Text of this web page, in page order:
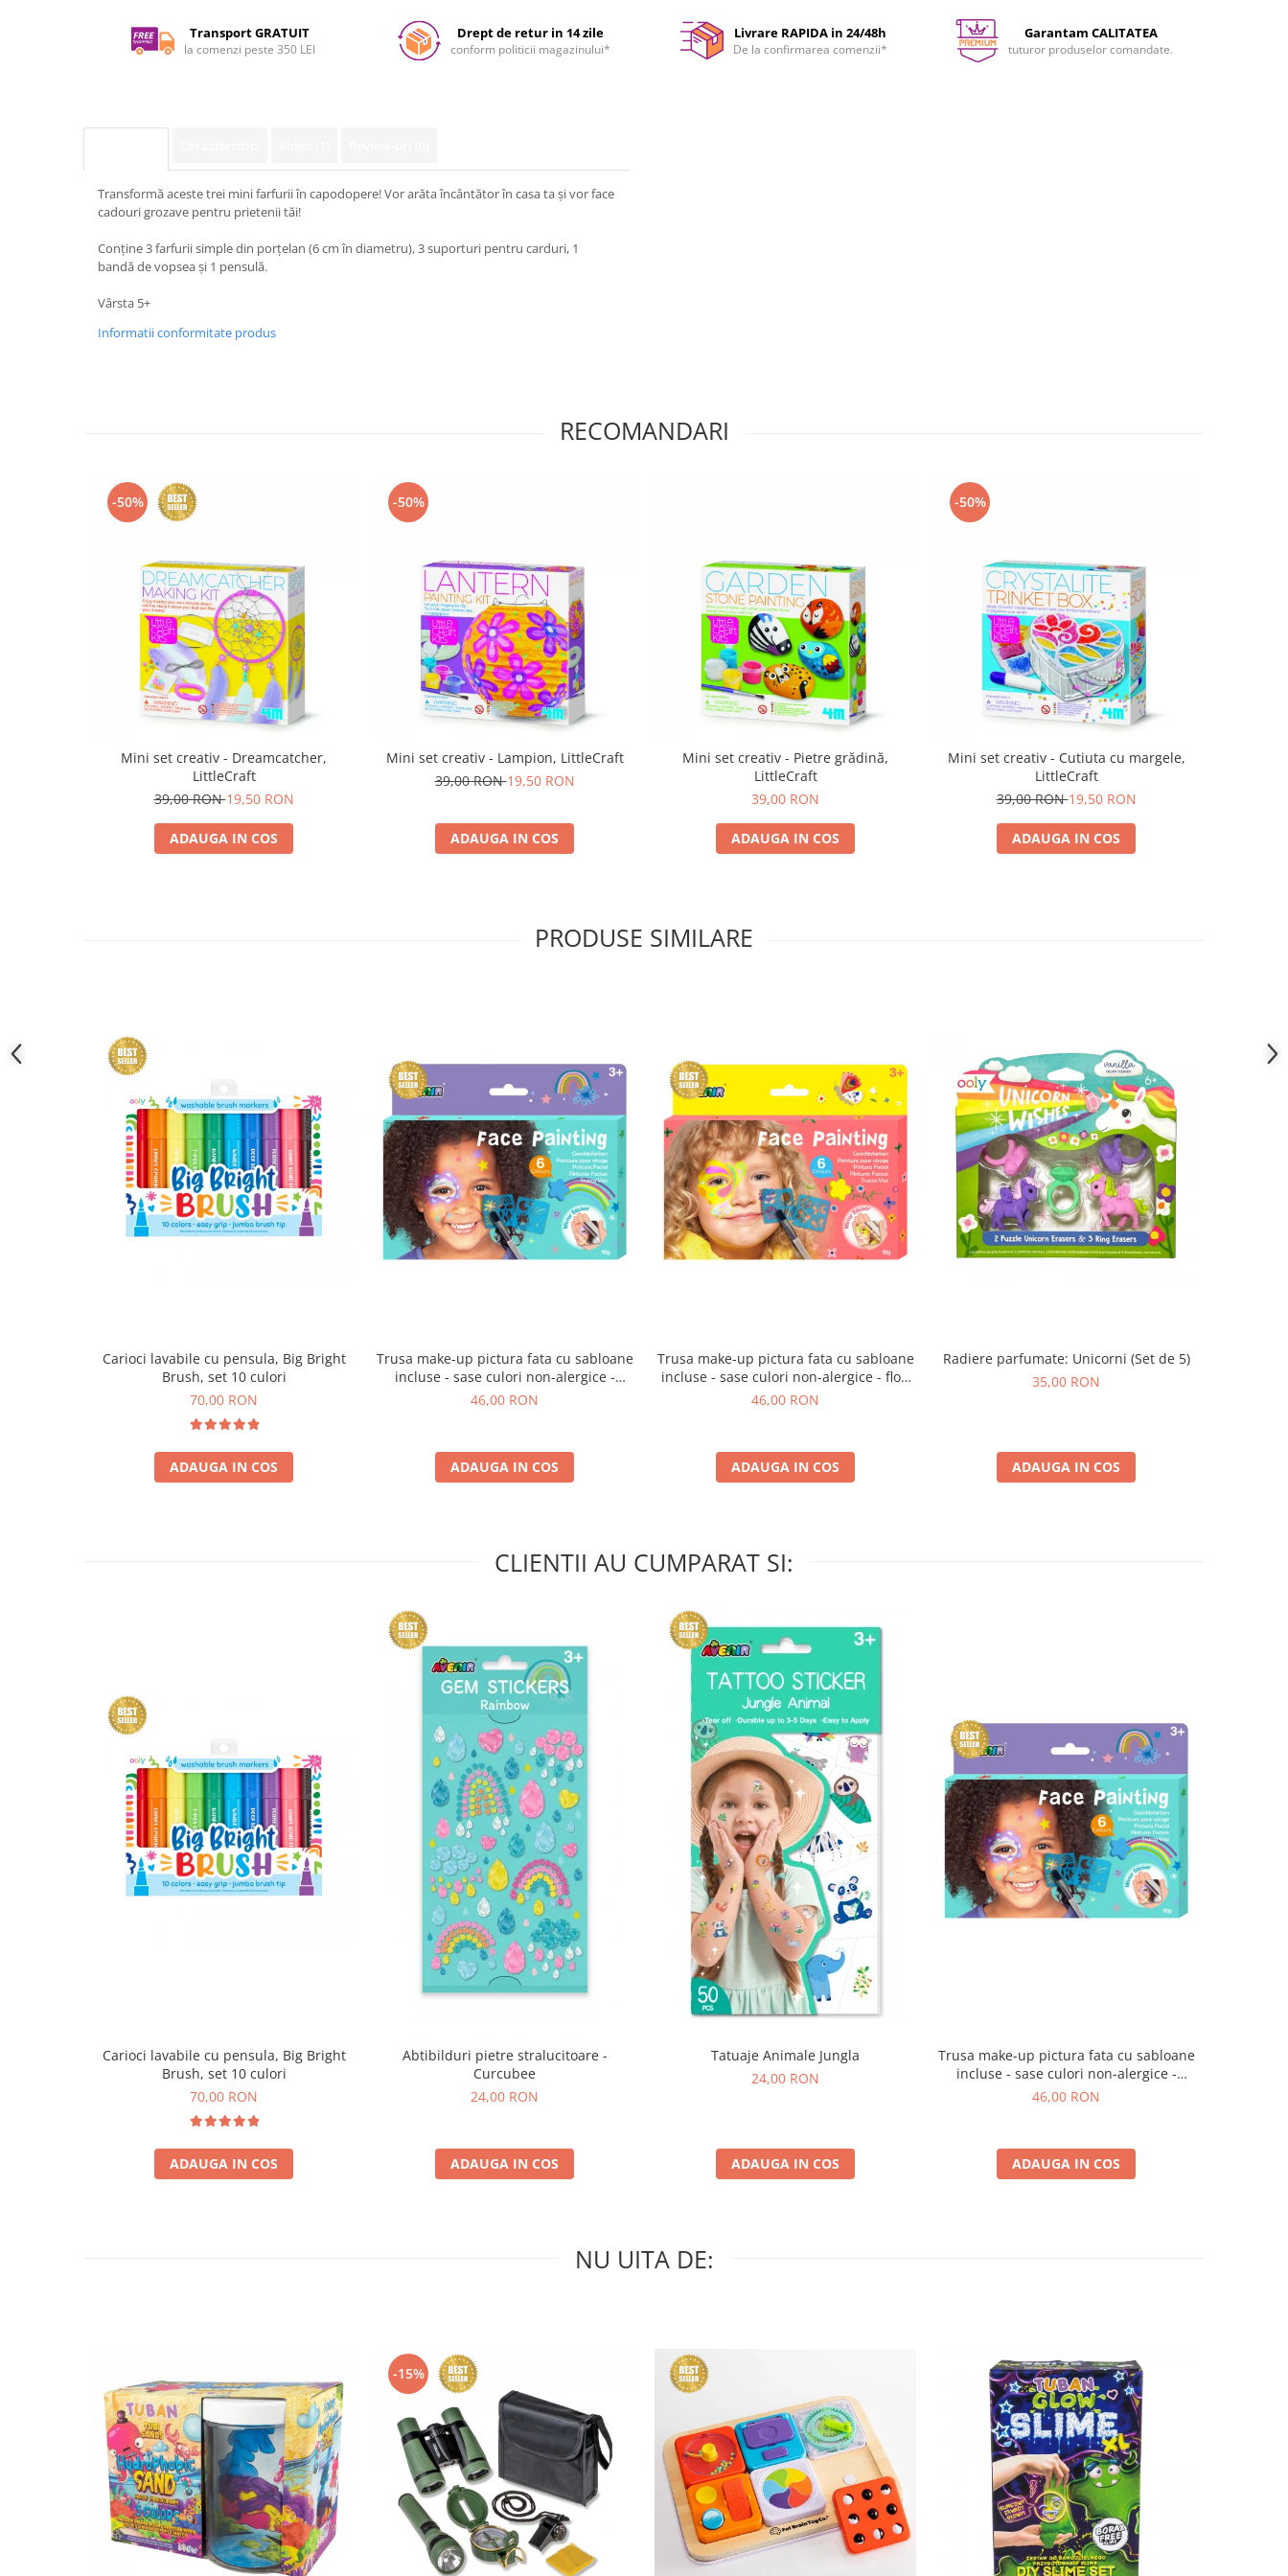
Facebook
Transport GRATUIT
la comenzi peste 350 LEI
Drept de retur in 14 zile
conform politicii magazinului*
Livrare RAPIDA in 24/48h
De la confirmarea comenzii*
Garantam CALITATEA
tuturor produselor comandate.
Transformă aceste trei mini farfurii în capodopere! Vor arăta încântător în casa ta și vor face
cadouri grozave pentru prietenii tăi!
Conține 3 farfurii simple din porțelan (6 cm în diametru), 3 suporturi pentru carduri, 1
bandă de vopsea și 1 pensulă.
Vârsta 5+
Informatii conformitate produs
RECOMANDARI
-50%
Mini set creativ - Dreamcatcher,
LittleCraft
39,00 RON19,50 RON
ADAUGA IN COS
-50%
Mini set creativ - Lampion, LittleCraft
39,00 RON19,50 RON
ADAUGA IN COS
Mini set creativ - Pietre grădină,
LittleCraft
39,00 RON
ADAUGA IN COS
-50%
Mini set creativ - Cutiuta cu margele,
LittleCraft
39,00 RON19,50 RON
ADAUGA IN COS
PRODUSE SIMILARE
Carioci lavabile cu pensula, Big Bright
Brush, set 10 culori
70,00 RON
ADAUGA IN COS
Trusa make-up pictura fata cu sabloane
incluse - sase culori non-alergice -
curcubeu si stele
46,00 RON
ADAUGA IN COS
Trusa make-up pictura fata cu sabloane
incluse - sase culori non-alergice - flori
si fluturi
46,00 RON
ADAUGA IN COS
Radiere parfumate: Unicorni (Set de 5)
35,00 RON
ADAUGA IN COS
CLIENTII AU CUMPARAT SI:
Carioci lavabile cu pensula, Big Bright
Brush, set 10 culori
70,00 RON
ADAUGA IN COS
Abtibilduri pietre stralucitoare -
Curcubee
24,00 RON
ADAUGA IN COS
Tatuaje Animale Jungla
24,00 RON
ADAUGA IN COS
Trusa make-up pictura fata cu sabloane
incluse - sase culori non-alergice -
curcubeu si stele
46,00 RON
ADAUGA IN COS
NU UITA DE:
-15%